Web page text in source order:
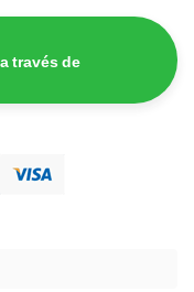
través de